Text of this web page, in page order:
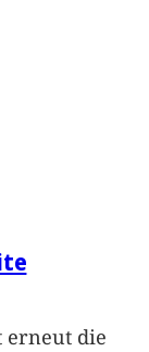
erneut die